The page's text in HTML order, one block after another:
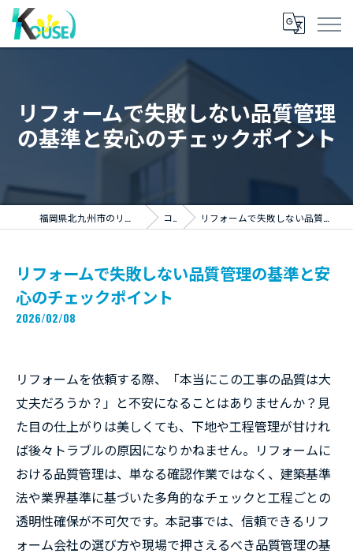
リフォームで失敗しない品質管理
の基準と安心のチェックポイント
福岡県北九州市のリフォームならKOUSEI株式会社 コラム リフォームで失敗しない品質管理の基準と安心のチェックポイント
リフォームで失敗しない品質管理の基準と安
心のチェックポイント
2026/02/08
リフォームを依頼する際、「本当にこの工事の品質は大
丈夫だろうか？」と不安になることはありませんか？見
た目の仕上がりは美しくても、下地や工程管理が甘けれ
ば後々トラブルの原因になりかねません。リフォームに
おける品質管理は、単なる確認作業ではなく、建築基準
法や業界基準に基づいた多角的なチェックと工程ごとの
透明性確保が不可欠です。本記事では、信頼できるリフ
ォーム会社の選び方や現場で押さえるべき品質管理の基